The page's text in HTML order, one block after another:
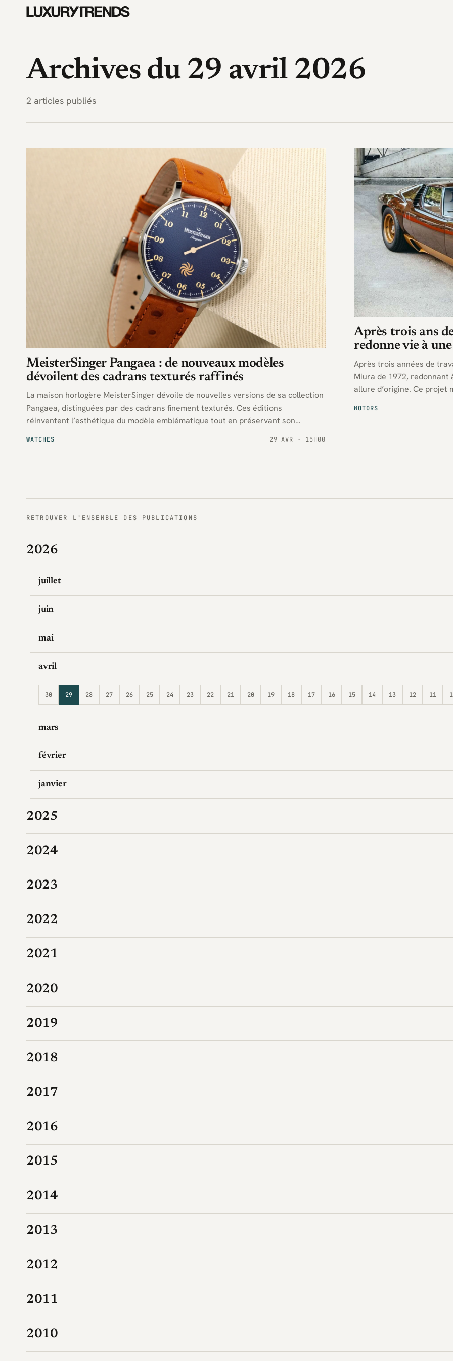
Archives du 29 avril 2026
2 articles publiés
WATCHES
MeisterSinger Pangaea : de nouveaux modèles
dévoilent des cadrans texturés raffinés
La maison horlogère MeisterSinger dévoile de nouvelles versions de sa collection
Pangaea, distinguées par des cadrans finement texturés. Ces éditions
réinventent l’esthétique du modèle emblématique tout en préservant son
29 AVR · 15H00
MOTORS
Après trois ans
redonne vie à
Après trois années de
Miura de 1972,
allure d’origine. Ce projet
RETROUVER L'ENSEMBLE DES PUBLICATIONS
2026
juillet
juin
mai
avril
30 29 28 27 26 25 24 23 22 21 20 19 18 17 16 15 14 13 12 11
mars
février
janvier
2025
2024
2023
2022
2021
2020
2019
2018
2017
2016
2015
2014
2013
2012
2011
2010